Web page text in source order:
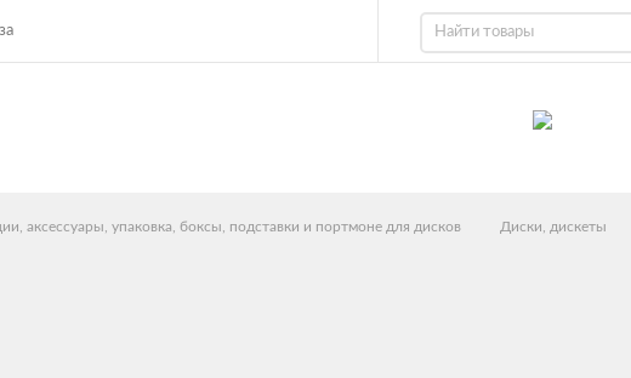
аксессуары, упаковка, боксы, подставки и портмоне для дисков Диски, дискеты